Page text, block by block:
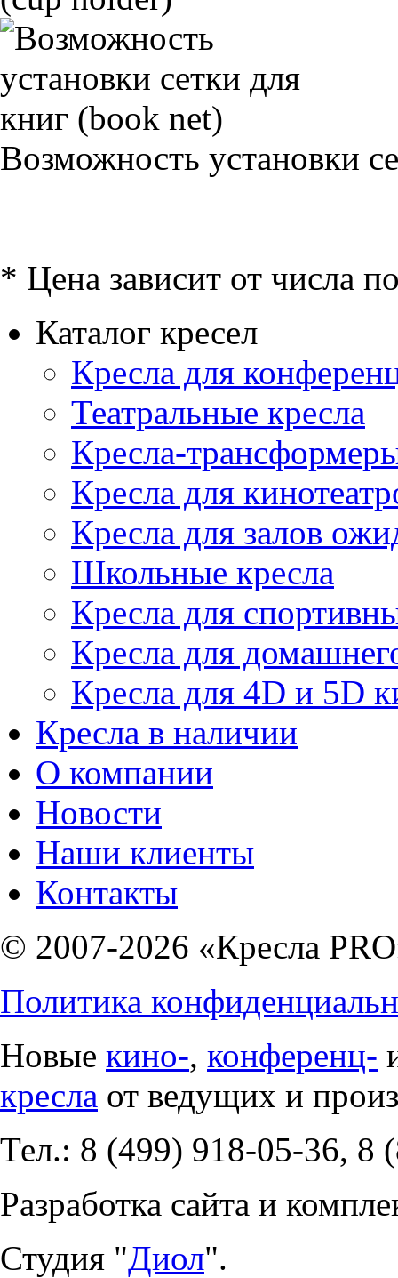
Возможность установки
* Цена зависит от числа
Каталог кресел
Кресла для
Театральные кресла
Кресла-
Кресла для
Кресла для залов
Школьные кресла
Кресла для
Кресла для
Кресла для 4D и 5D
Кресла в наличии
О компании
Новости
Наши клиенты
Контакты
© 2007-2026 «Кресла
Политика
Новые кино-, конференц-
кресла от ведущих и
Тел.: 8 (499) 918-05-36, 8
Разработка сайта и
Студия "Диол".